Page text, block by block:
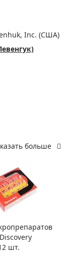
Inc. (США)
больше
шт.